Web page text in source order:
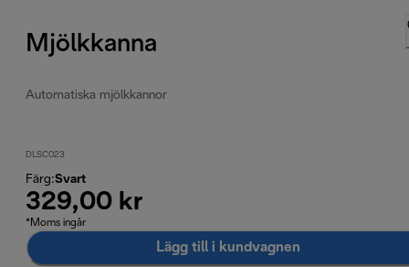
Mjölkkanna
Automatiska mjölkkannor
DLSC023
Färg:Svart
329,00 kr
*Moms ingår
Lägg till i kundvagnen